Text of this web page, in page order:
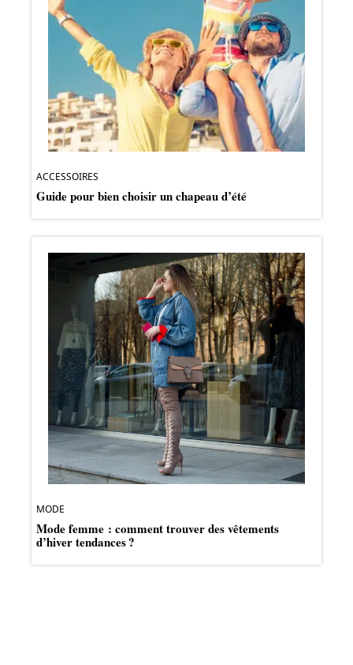
ACCESSOIRES
Guide pour bien choisir un chapeau d’été
MODE
Mode femme : comment trouver des vêtements
d’hiver tendances ?